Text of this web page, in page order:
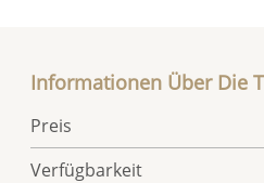
Informationen Über Die
Preis
Verfügbarkeit